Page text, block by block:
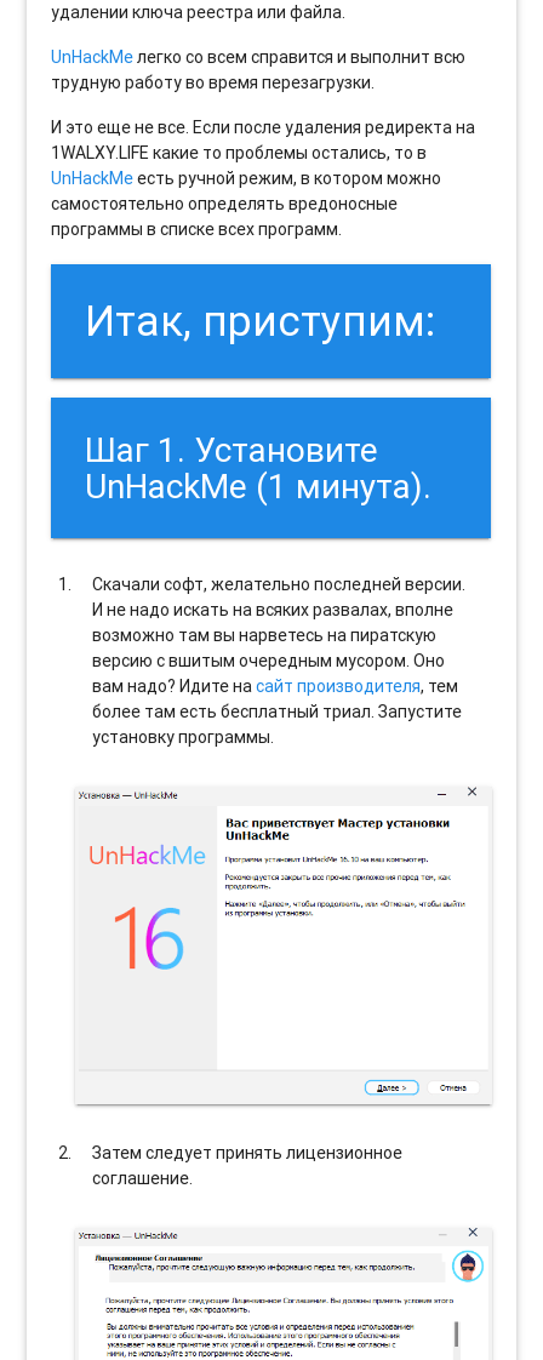
удалении ключа реестра или файла.
UnHackMeлегко со всем справится и выполнит всю
трудную работу во время перезагрузки.
И это еще не все. Если после удаления редиректа на
1WALXY.LIFE какие то проблемы остались, то в
UnHackMeесть ручной режим, в котором можно
самостоятельно определять вредоносные
программы в списке всех программ.
Итак, приступим:
Шаг 1. Установите
UnHackMe (1 минута).
Скачали софт, желательно последней версии.
И не надо искать на всяких развалах, вполне
возможно там вы нарветесь на пиратскую
версию с вшитым очередным мусором. Оно
вам надо? Идите насайт производителя, тем
более там есть бесплатный триал. Запустите
установку программы.
Затем следует принять лицензионное
соглашение.